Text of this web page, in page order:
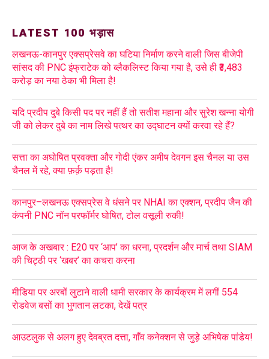
LATEST 100 भड़ास
लखनऊ-कानपुर एक्सप्रेसवे का घटिया निर्माण करने वाली जिस बीजेपी
सांसद की PNC इंफ्राटेक को ब्लैकलिस्ट किया गया है, उसे ही ₹3,483
करोड़ का नया ठेका भी मिला है!
यदि प्रदीप दुबे किसी पद पर नहीं हैं तो सतीश महाना और सुरेश खन्ना योगी
जी को लेकर दुबे का नाम लिखे पत्थर का उद्घाटन क्यों करवा रहे हैं?
सत्ता का अघोषित प्रवक्ता और गोदी एंकर अमीष देवगन इस चैनल या उस
चैनल में रहे, क्या फ़र्क़ पड़ता है!
कानपुर–लखनऊ एक्सप्रेस वे धंसने पर NHAI का एक्शन, प्रदीप जैन की
कंपनी PNC नॉन परफॉर्मर घोषित, टोल वसूली रुकी!
आज के अखबार : E20 पर ‘आप’ का धरना, प्रदर्शन और मार्च तथा SIAM
की चिट्ठी पर ‘खबर’ का कचरा करना
मीडिया पर अरबों लुटाने वाली धामी सरकार के कार्यक्रम में लगीं 554
रोडवेज बसों का भुगतान लटका, देखें पत्र
आउटलुक से अलग हुए देवब्रत दत्ता, गाँव कनेक्शन से जुड़े अभिषेक पांडेय!